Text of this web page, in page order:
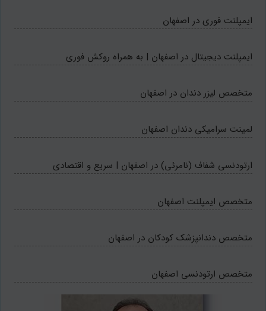
ایمپلنت فوری در اصفهان
ایمپلنت دیجیتال در اصفهان | به همراه روکش فوری
متخصص لیزر دندان در اصفهان
لمینت سرامیکی دندان اصفهان
ارتودنسی شفاف (نامرئی) در اصفهان | سریع و اقتصادی
متخصص ایمپلنت اصفهان
متخصص دندانپزشک کودکان در اصفهان
متخصص ارتودنسی اصفهان